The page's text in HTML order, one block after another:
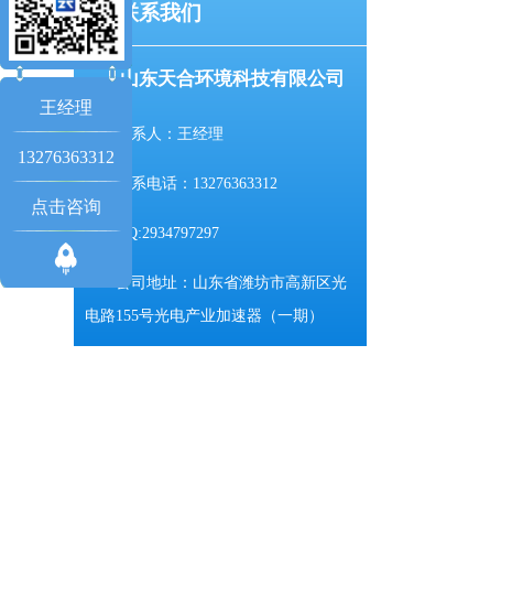
联系我们
山东天合环境科技有限公司
联系人：王经理
联系电话：13276363312
QQ:2934797297
公司地址：山东省潍坊市高新区光
电路155号光电产业加速器（一期）
王经理
13276363312
点击咨询